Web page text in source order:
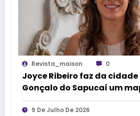
Revista_maison 0
Joyce Ribeiro faz da cidade
Gonçalo do Sapucaí um
causos, memórias e arte
9 De Julho De 2026